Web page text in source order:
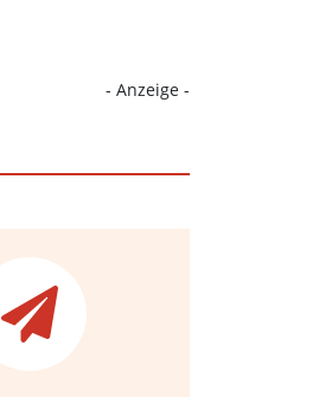
- Anzeige -